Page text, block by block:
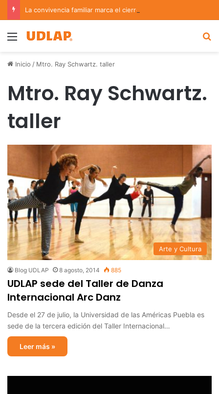
Menu
Inicio / Mtro. Ray Schwartz. taller
Mtro. Ray Schwartz.
taller
Arte y Cultura
Blog UDLAP 8 agosto, 2014 885
UDLAP sede del Taller de Danza
Internacional Arc Danz
Desde el 27 de julio, la Universidad de las Américas Puebla es
sede de la tercera edición del Taller Internacional…
Leer más »